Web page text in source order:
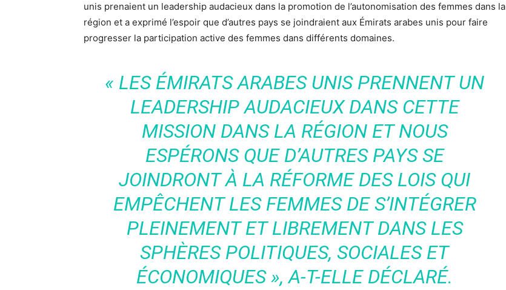
unis prenaient un leadership audacieux dans la promotion de l’autonomisation des femmes dans la
région et a exprimé l’espoir que d’autres pays se joindraient aux Émirats arabes unis pour faire
progresser la participation active des femmes dans différents domaines.
« LES ÉMIRATS ARABES UNIS PRENNENT UN
LEADERSHIP AUDACIEUX DANS CETTE
MISSION DANS LA RÉGION ET NOUS
ESPÉRONS QUE D’AUTRES PAYS SE
JOINDRONT À LA RÉFORME DES LOIS QUI
EMPÊCHENT LES FEMMES DE S’INTÉGRER
PLEINEMENT ET LIBREMENT DANS LES
SPHÈRES POLITIQUES, SOCIALES ET
ÉCONOMIQUES », A-T-ELLE DÉCLARÉ.